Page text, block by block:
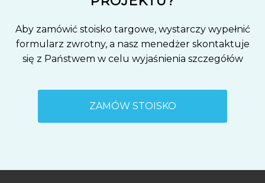
Aby zamówić stoisko targowe, wystarczy wypełnić
formularz zwrotny, a nasz menedżer skontaktuje
się z Państwem w celu wyjaśnienia szczegółów
ZAMÓW STOISKO